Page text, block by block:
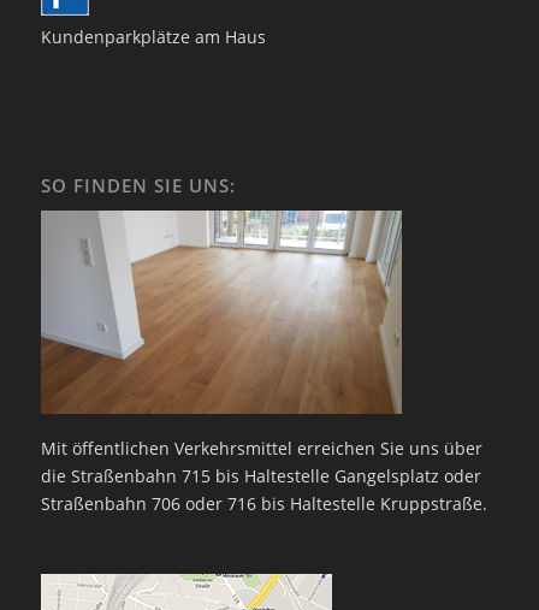
Kundenparkplätze am Haus
SO FINDEN SIE UNS:
Mit öffentlichen Verkehrsmittel erreichen Sie uns über
die Straßenbahn 715 bis Haltestelle Gangelsplatz oder
Straßenbahn 706 oder 716 bis Haltestelle Kruppstraße.